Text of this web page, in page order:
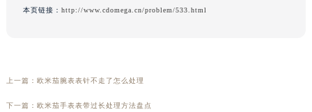
本页链接： http://www.cdomega.cn/problem/533.html
上一篇： 欧米茄腕表表针不走了怎么处理
下一篇： 欧米茄手表表带过长处理方法盘点